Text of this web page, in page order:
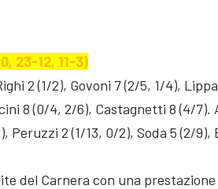
23-12, 11-3)
2 (1/2), Govoni 7 (2/5, 1/4),
8 (0/4, 2/6), Castagnetti 8 (4/7).
Peruzzi 2 (1/13, 0/2), Soda 5 (2/
del Carnera con una